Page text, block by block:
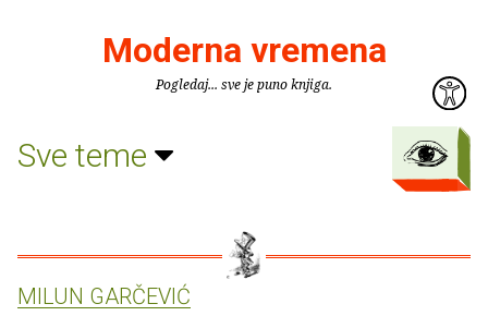
Moderna vremena
Pogledaj... sve je puno knjiga.
Sve teme
MILUN GARČEVIĆ